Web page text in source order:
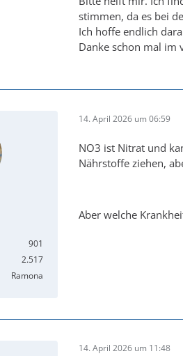
stimmen, da es bei
Ich hoffe endlich
Danke schon mal im
901
2.517
Ramona
14. April 2026 um 06:59
NO3 ist Nitrat und
Nährstoffe ziehen,
Aber welche
14. April 2026 um 11:48